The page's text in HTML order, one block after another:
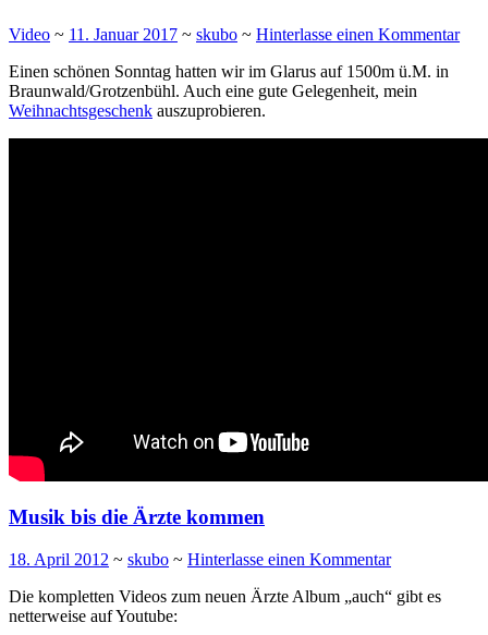
Video ~ 11. Januar 2017 ~ skubo ~ Hinterlasse einen Kommentar
Einen schönen Sonntag hatten wir im Glarus auf 1500m ü.M. in
Braunwald/Grotzenbühl. Auch eine gute Gelegenheit, mein
Weihnachtsgeschenk auszuprobieren.
Musik bis die Ärzte kommen
18. April 2012 ~ skubo ~ Hinterlasse einen Kommentar
Die kompletten Videos zum neuen Ärzte Album „auch“ gibt es
netterweise auf Youtube: